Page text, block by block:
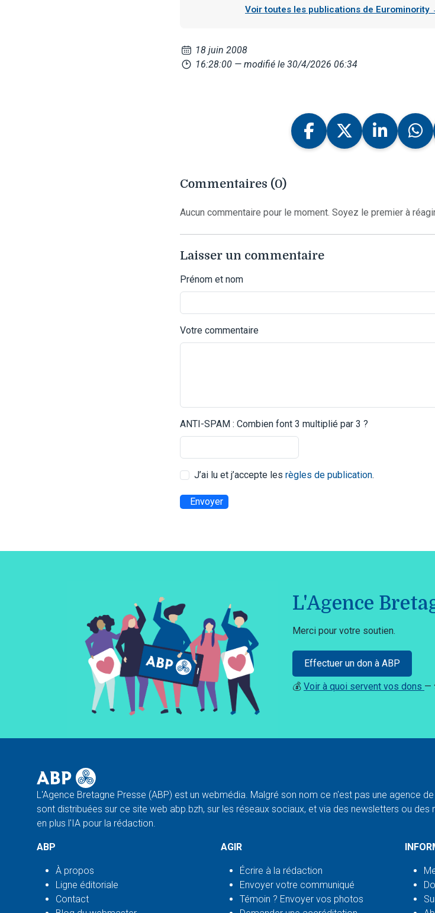
Voir toutes les publications de Eurominority
18 juin 2008
16:28:00 — modifié le 30/4/2026 06:34
Commentaires (0)
Aucun commentaire pour le moment. Soyez le premier à
Laisser un commentaire
Prénom et nom
Votre commentaire
ANTI-SPAM : Combien font 3 multiplié par 3 ?
J’ai lu et j’accepte les règles de publication.
Envoyer
L'Agence
Merci pour votre soutien.
Effectuer un don à ABP
💰 Voir à quoi servent vos dons —
L'Agence Bretagne Presse (ABP) est un webmédia. Malgré son nom ce n'est pas une agence
sont distribuées sur ce site web abp.bzh, sur les réseaux sociaux, et via des newsletters ou
en plus l'IA pour la rédaction.
ABP
À propos
Ligne éditoriale
Contact
AGIR
Écrire à la rédaction
Envoyer votre communiqué
Témoin ? Envoyer vos photos